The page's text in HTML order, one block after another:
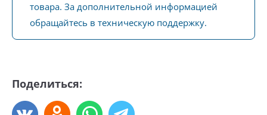
товара. За дополнительной информацией
обращайтесь в техническую поддержку.
Поделиться: